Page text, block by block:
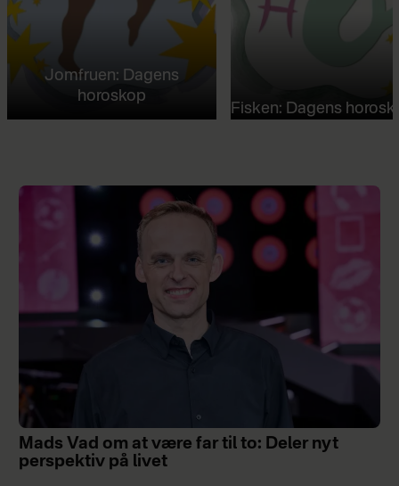
Jomfruen: Dagens
horoskop
Fisken: Dagens
Mads Vad om at være far til to: Deler nyt
perspektiv på livet